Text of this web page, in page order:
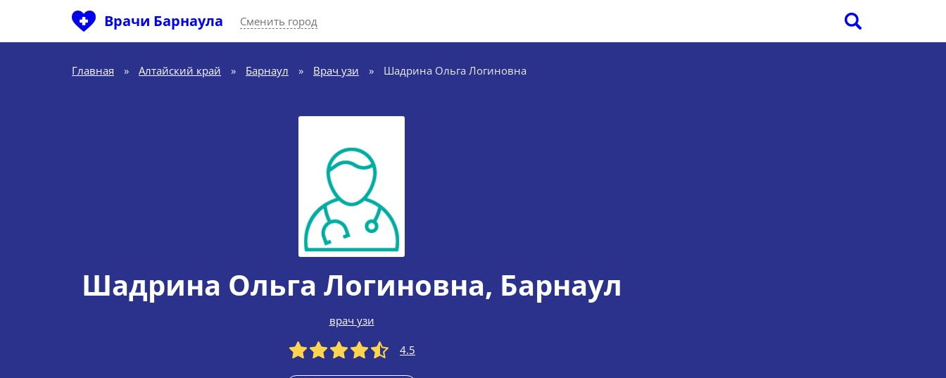
Врачи Барнаула Сменить город
Главная » Алтайский край » Барнаул » Врач узи » Шадрина Ольга Логиновна
Шадрина Ольга Логиновна, Барнаул
врач узи
4.5